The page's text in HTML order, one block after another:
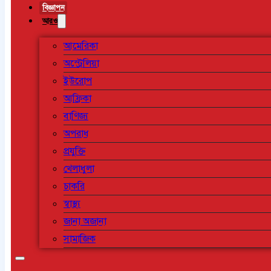
বিজ্ঞাপন
আরও
আমেরিকা
অস্ট্রেলিয়া
ইউরোপ
আফ্রিকা
বাণিজ্য
অপরাধ
প্রযুক্তি
খেলাধুলা
চাকরি
স্বাস্থ্য
জানা অজানা
সামাজিক